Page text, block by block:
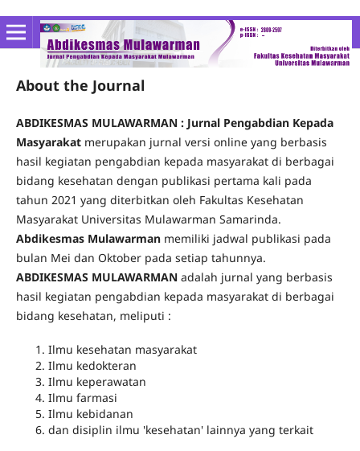
About the Journal
ABDIKESMAS MULAWARMAN : Jurnal Pengabdian Kepada
Masyarakat merupakan jurnal versi online yang berbasis
hasil kegiatan pengabdian kepada masyarakat di berbagai
bidang kesehatan dengan publikasi pertama kali pada
tahun 2021 yang diterbitkan oleh Fakultas Kesehatan
Masyarakat Universitas Mulawarman Samarinda.
Abdikesmas Mulawarmanmemiliki jadwal publikasi pada
bulan Mei dan Oktober pada setiap tahunnya.
ABDIKESMAS MULAWARMANadalah jurnal yang berbasis
hasil kegiatan pengabdian kepada masyarakat di berbagai
bidang kesehatan, meliputi :
Ilmu kesehatan masyarakat
Ilmu kedokteran
Ilmu keperawatan
Ilmu farmasi
Ilmu kebidanan
dan disiplin ilmu 'kesehatan' lainnya yang terkait